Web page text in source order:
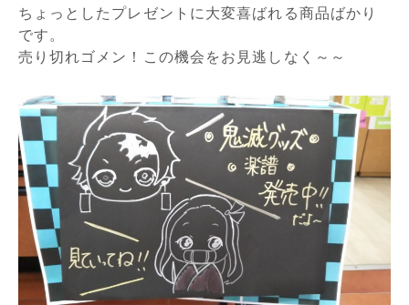
ちょっとしたプレゼントに大変喜ばれる商品ばかり
です。
売り切れゴメン！この機会をお見逃しなく～～